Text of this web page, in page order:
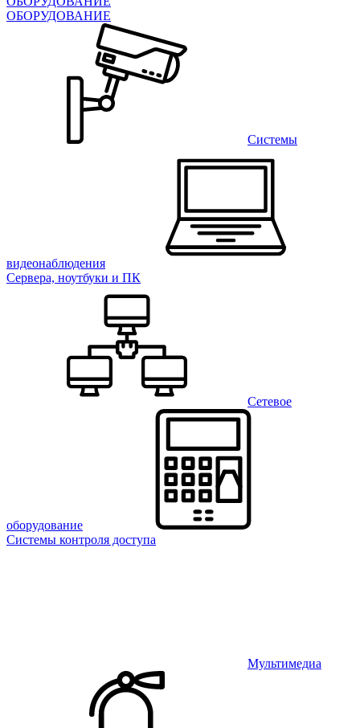
ОБОРУДОВАНИЕ
Системы
видеонаблюдения
Сервера, ноутбуки и ПК
Сетевое
оборудование
Системы контроля доступа
Мультимедиа